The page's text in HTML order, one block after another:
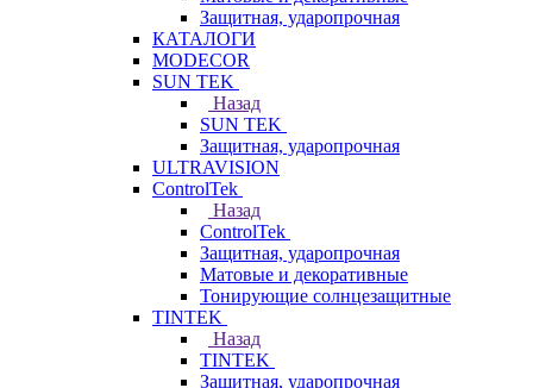
Защитная, ударопрочная
КАТАЛОГИ
MODECOR
SUN TEK
Назад
SUN TEK
Защитная, ударопрочная
ULTRAVISION
ControlTek
Назад
ControlTek
Защитная, ударопрочная
Матовые и декоративные
Тонирующие солнцезащитные
TINTEK
Назад
TINTEK
Защитная, ударопрочная